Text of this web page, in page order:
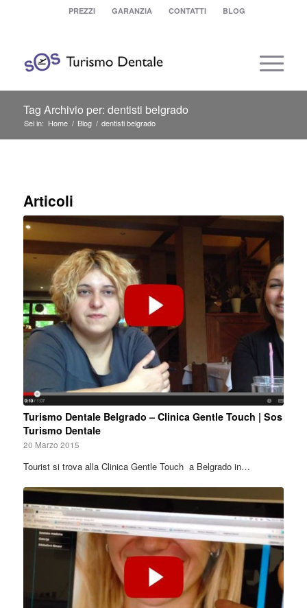
PREZZI GARANZIA CONTATTI BLOG
Tag Archivio per: dentisti belgrado
Sei in: Home / Blog / dentisti belgrado
Articoli
Turismo Dentale Belgrado – Clinica Gentle Touch | Sos
Turismo Dentale
20 Marzo 2015
Tourist si trova alla Clinica Gentle Touch a Belgrado in…